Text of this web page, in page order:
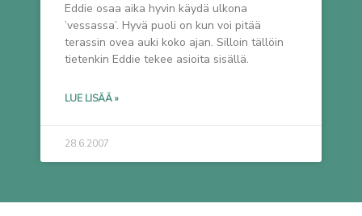
Eddie osaa aika hyvin käydä ulkona
’vessassa’. Hyvä puoli on kun voi pitää
terassin ovea auki koko ajan. Silloin tällöin
tietenkin Eddie tekee asioita sisällä.
LUE LISÄÄ »
28.6.2007